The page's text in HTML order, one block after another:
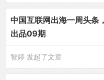
中国互联网出海一周头条
出品09期
智婷 发起了文章